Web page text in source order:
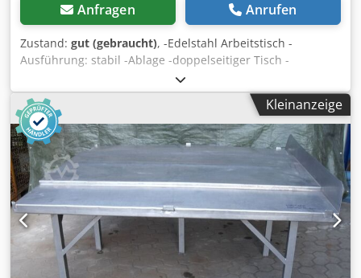
Anfragen Anrufen
Zustand: gut (gebraucht), -Edelstahl Arbeitstisch -
Ausführung: stabil -Ablage -doppelseitiger Tisch -
Abmessungen: 2000/1800/H800 mm Codpeb A I N Isfx
Aikeha -Gewicht: 120 kg
Kleinanzeige